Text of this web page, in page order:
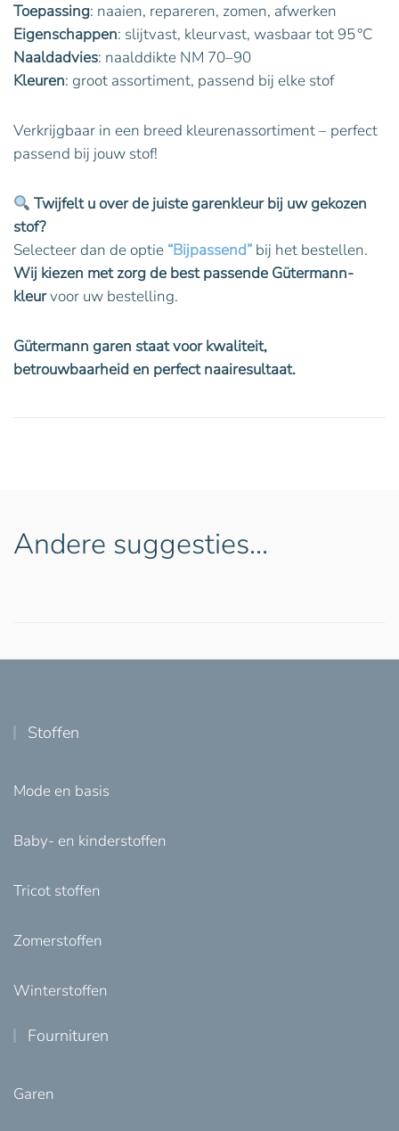
Toepassing: naaien, repareren, zomen, afwerken
Eigenschappen: slijtvast, kleurvast, wasbaar tot 95 °C
Naaldadvies: naalddikte NM 70–90
Kleuren: groot assortiment, passend bij elke stof
Verkrijgbaar in een breed kleurenassortiment – perfect
passend bij jouw stof!
Twijfelt u over de juiste garenkleur bij uw gekozen
stof?
Selecteer dan de optie “Bijpassend” bij het bestellen.
Wij kiezen met zorg de best passende Gütermann-
kleurvoor uw bestelling.
Gütermann garen staat voor kwaliteit,
betrouwbaarheid en perfect naairesultaat.
Andere suggesties…
Stoffen
Mode en basis
Baby- en kinderstoffen
Tricot stoffen
Zomerstoffen
Winterstoffen
Fournituren
Garen